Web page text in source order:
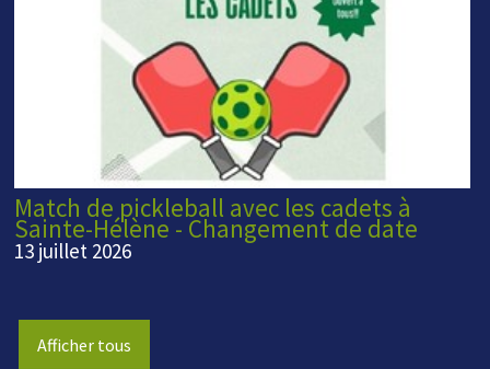
Match de pickleball avec les cadets à
Sainte-Hélène - Changement de date
13 juillet 2026
Afficher tous